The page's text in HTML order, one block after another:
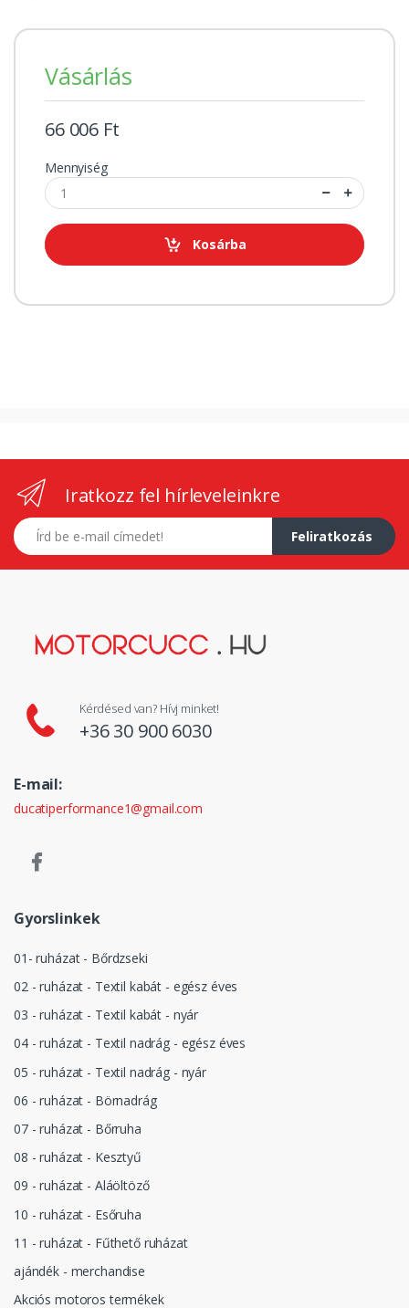
Vásárlás
66 006 Ft
Mennyiség
Kosárba
Iratkozz fel hírleveleinkre
E-mail címed
Feliratkozás
Kérdésed van? Hívj minket!
+36 30 900 6030
E-mail:
ducatiperformance1@gmail.com
Gyorslinkek
01- ruházat - Bőrdzseki
02 - ruházat - Textil kabát - egész éves
03 - ruházat - Textil kabát - nyár
04 - ruházat - Textil nadrág - egész éves
05 - ruházat - Textil nadrág - nyár
06 - ruházat - Börnadrág
07 - ruházat - Bőrruha
08 - ruházat - Kesztyű
09 - ruházat - Aláöltöző
10 - ruházat - Esőruha
11 - ruházat - Fűthető ruházat
ajándék - merchandise
Akciós motoros termékek